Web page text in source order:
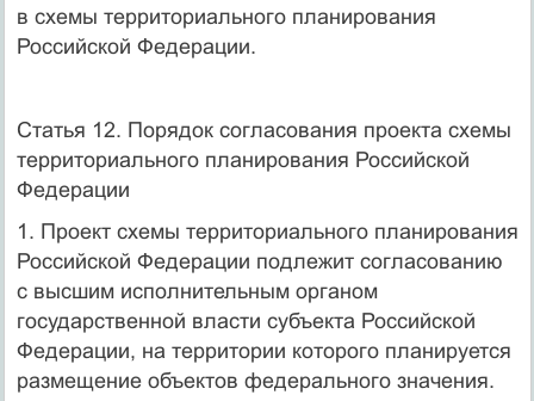
в схемы территориального планирования
Российской Федерации.
Статья 12. Порядок согласования проекта схемы
территориального планирования Российской
Федерации
1. Проект схемы территориального планирования
Российской Федерации подлежит согласованию
с высшим исполнительным органом
государственной власти субъекта Российской
Федерации, на территории которого планируется
размещение объектов федерального значения.